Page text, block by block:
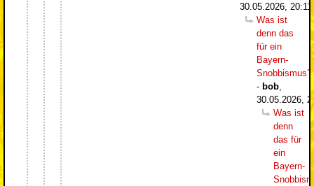
30.05.2026, 20:11
Was ist
denn das
für ein
Bayern-
- bob
30.05.2026,
Was ist
denn
das für
ein
Bayern-